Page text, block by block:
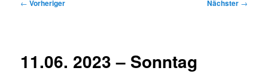
← Vorheriger Nächster →
11.06. 2023 – Sonntag